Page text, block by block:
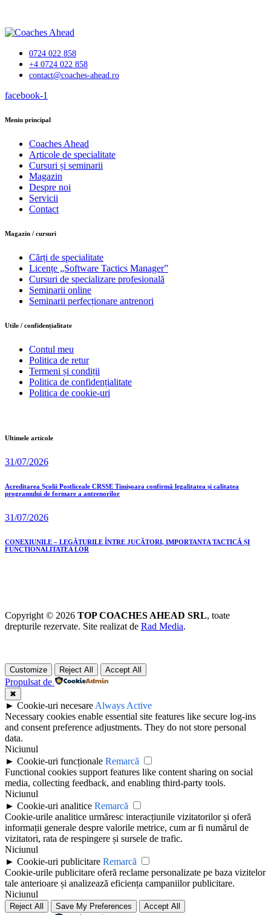
0724 022 858
+4 0724 022 858
contact@coaches-ahead.ro
facebook-1
Meniu principal
Coaches Ahead
Articole de specialitate
Cursuri și seminarii
Magazin
Despre noi
Servicii
Contact
Magazin / cursuri
Cărți de specialitate
Licențe „Software Tactics Manager”
Cursuri de specializare profesională
Seminarii online
Seminarii perfecționare antrenori
Utile / confidențialitate
Contul meu
Politica de retur
Termeni și condiții
Politica de confidențialitate
Politica de cookie-uri
Ultimele articole
31/07/2026
Acreditarea Școlii Postliceale CRSSE Timișoara confirmă legalitatea și calitatea
programului de formare a antrenorilor
31/07/2026
CONEXIUNILE – LEGĂTURILE ÎNTRE JUCĂTORI, IMPORTANȚA TACTICĂ ȘI
FUNCȚIONALITATEA LOR
Copyright © 2026 TOP COACHES AHEAD SRL, toate
drepturile rezervate. Site realizat de Rad Media.
Customize Reject All Accept All
Propulsat de
✖
► Cookie-uri necesare Always Active
Necessary cookies enable essential site features like secure log-ins
and consent preference adjustments. They do not store personal
data.
Niciunul
► Cookie-uri funcționale Remarcă
Functional cookies support features like content sharing on social
media, collecting feedback, and enabling third-party tools.
Niciunul
► Cookie-uri analitice Remarcă
Cookie-urile analitice urmăresc interacțiunile vizitatorilor și oferă
informații generale despre valorile metrice, cum ar fi numărul de
vizitatori, rata de respingere și sursele de trafic.
Niciunul
► Cookie-uri publicitare Remarcă
Cookie-urile publicitare oferă reclame personalizate pe baza vizitelor
tale anterioare și analizează eficiența campaniilor publicitare.
Niciunul
Reject All Save My Preferences Accept All